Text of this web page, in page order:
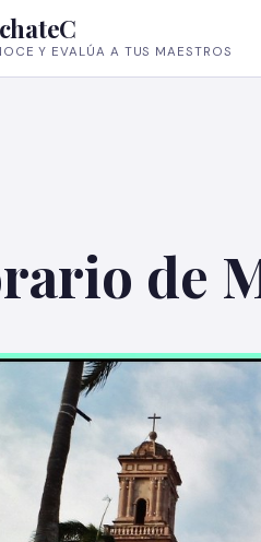
Y EVALÚA A TUS MAESTROS
de